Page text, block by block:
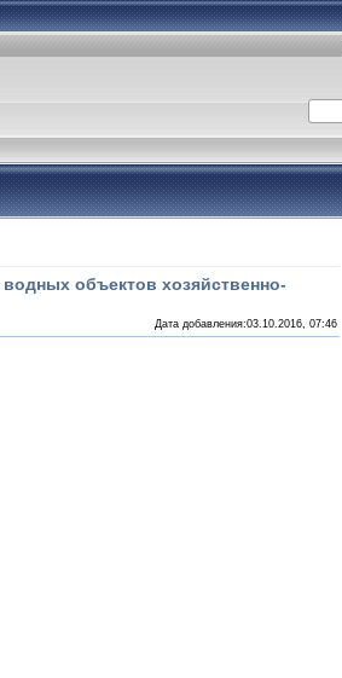
объектов хозяйственно-
Дата добавления:03.10.2016, 07:46